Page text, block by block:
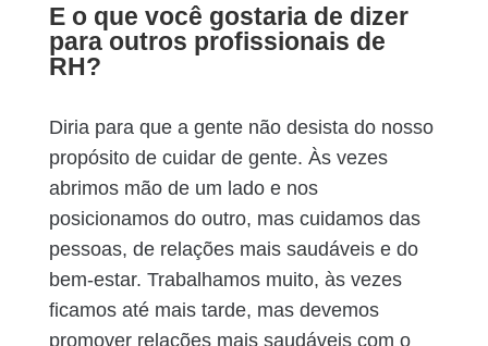
E o que você gostaria de dizer
para outros profissionais de
RH?
Diria para que a gente não desista do nosso
propósito de cuidar de gente. Às vezes
abrimos mão de um lado e nos
posicionamos do outro, mas cuidamos das
pessoas, de relações mais saudáveis e do
bem-estar. Trabalhamos muito, às vezes
ficamos até mais tarde, mas devemos
promover relações mais saudáveis com o